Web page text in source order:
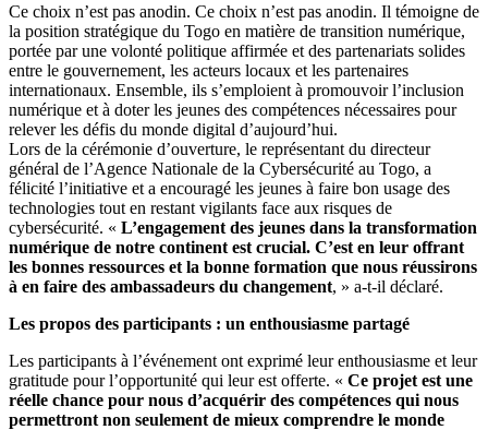
Ce choix n’est pas anodin. Ce choix n’est pas anodin. Il témoigne de
la position stratégique du Togo en matière de transition numérique,
portée par une volonté politique affirmée et des partenariats solides
entre le gouvernement, les acteurs locaux et les partenaires
internationaux. Ensemble, ils s’emploient à promouvoir l’inclusion
numérique et à doter les jeunes des compétences nécessaires pour
relever les défis du monde digital d’aujourd’hui.
Lors de la cérémonie d’ouverture, le représentant du directeur
général de l’Agence Nationale de la Cybersécurité au Togo, a
félicité l’initiative et a encouragé les jeunes à faire bon usage des
technologies tout en restant vigilants face aux risques de
cybersécurité. « L’engagement des jeunes dans la transformation
numérique de notre continent est crucial. C’est en leur offrant
les bonnes ressources et la bonne formation que nous réussirons
à en faire des ambassadeurs du changement, » a-t-il déclaré.
Les propos des participants : un enthousiasme partagé
Les participants à l’événement ont exprimé leur enthousiasme et leur
gratitude pour l’opportunité qui leur est offerte. « Ce projet est une
réelle chance pour nous d’acquérir des compétences qui nous
permettront non seulement de mieux comprendre le monde